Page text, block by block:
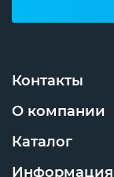
Контакты
О компании
Каталог
Информация